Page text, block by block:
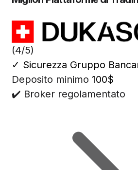
(4/5)
✓ Sicurezza Gruppo
Deposito minimo 100$
✔️ Broker regolamentato